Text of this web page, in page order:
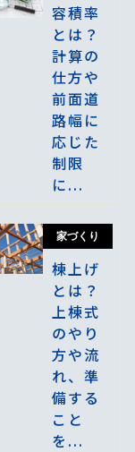
容積率
とは？
計算の
仕方や
前面道
路幅に
応じた
制限
に...
家づくり
棟上げ
とは？
上棟式
のやり
方や流
れ、準
備する
こと
を...